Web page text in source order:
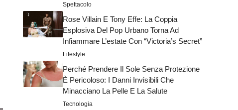
Spettacolo
Rose Villain E Tony Effe: La Coppia
Esplosiva Del Pop Urbano Torna Ad
Infiammare L’estate Con “Victoria’s Secret”
Lifestyle
Perché Prendere Il Sole Senza Protezione
È Pericoloso: I Danni Invisibili Che
Minacciano La Pelle E La Salute
Tecnologia